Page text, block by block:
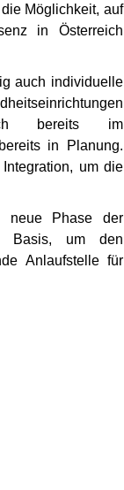
Möglichkeit, auf
in Österreich
auch individuelle
bereits im
in Planung.
um die
Phase der
Basis, um den
Anlaufstelle für